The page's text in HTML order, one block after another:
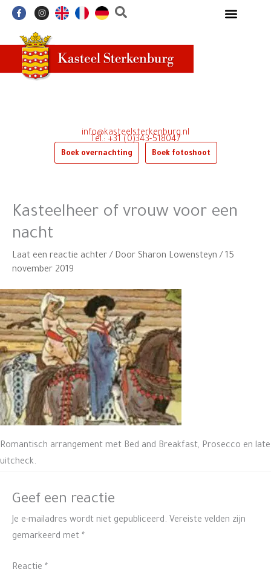
inhoud
F
a
b
o
o
k
-
I
n
a
g
r
a
m
Boek overnachting Boek fotoshoot
Tel.: +31 (0)343-518047
info@kasteelsterkenburg.nl
Kasteelheer of vrouw voor een
nacht
Laat een reactie achter / Door Sharon Lowensteyn / 15
november 2019
Romantisch arrangement met Bed and Breakfast, Prosecco en late
uitcheck.
Geef een reactie
Je e-mailadres wordt niet gepubliceerd. Vereiste velden zijn
gemarkeerd met *
Reactie *